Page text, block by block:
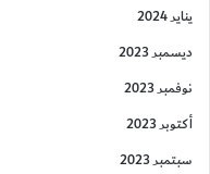
يناير 2024
ديسمبر 2023
نوفمبر 2023
أكتوبر 2023
سبتمبر 2023